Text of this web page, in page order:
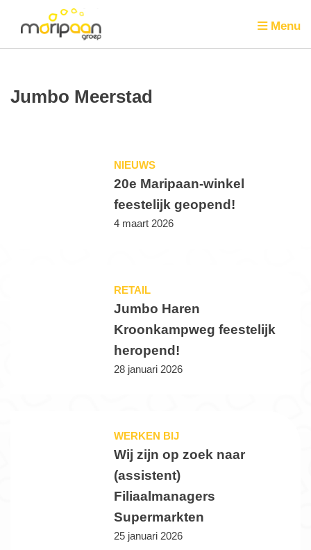
Menu
Jumbo Meerstad
NIEUWS
20e Maripaan-winkel
feestelijk geopend!
4 maart 2026
RETAIL
Jumbo Haren
Kroonkampweg feestelijk
heropend!
28 januari 2026
WERKEN BIJ
Wij zijn op zoek naar
(assistent)
Filiaalmanagers
Supermarkten
25 januari 2026